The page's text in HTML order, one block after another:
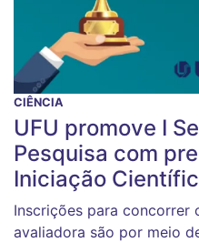
CIÊNCIA
UFU promove I
Pesquisa com
Iniciação
Inscrições para concorrer
avaliadora são por meio